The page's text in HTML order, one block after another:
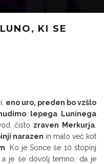
KI SE
eno uro, preden bo vzšlo
lepega Luninega
čisto zraven Merkurja.
narazen in malo več kot
. Ko je Sonce še 10 stopinj
je še dovolj temno, da je